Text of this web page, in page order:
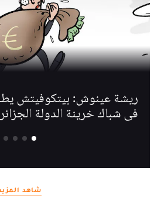
ريشة عينوش: بيتكوفيتش
في شباك خرينة الدولة
شاهد